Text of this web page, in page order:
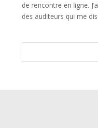
de rencontre en ligne.
des auditeurs qui me